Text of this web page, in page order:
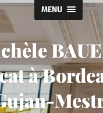
MENU
à